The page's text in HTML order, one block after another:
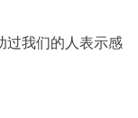
过我们的人表示感